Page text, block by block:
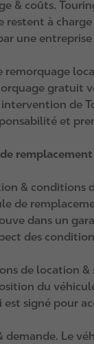
& coûts.
restent à
une
remorquage
gratuit
de
et
& conditions
de
dans un
des
de location
du
est signé pour
demande. Le